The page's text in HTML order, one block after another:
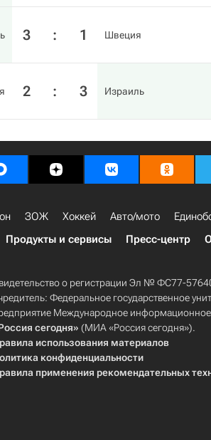
3 : 1 Швеция
2 : 3 Израиль
ЗОЖ Хоккей Авто/мото
Продукты и сервисы Пресс-центр
о регистрации Эл № ФС77-
Федеральное государственное
Международное информационное
сегодня» (МИА «Россия сегодня»).
использования материалов
конфиденциальности
применения рекомендательных